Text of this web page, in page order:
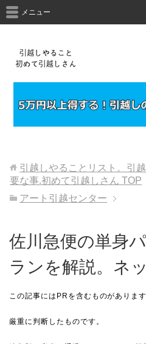
メニュー
引越しやることリスト。引
要な事.初めて引越しさん TOP
アート引越センター
佐川急便の単身
ランを解説。ネ